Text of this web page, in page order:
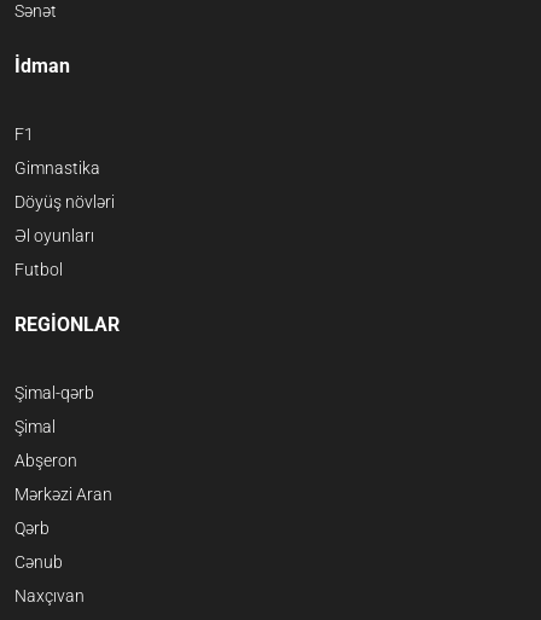
Sənət
İdman
F1
Gimnastika
Döyüş növləri
Əl oyunları
Futbol
REGİONLAR
Şimal-qərb
Şimal
Abşeron
Mərkəzi Aran
Qərb
Cənub
Naxçıvan